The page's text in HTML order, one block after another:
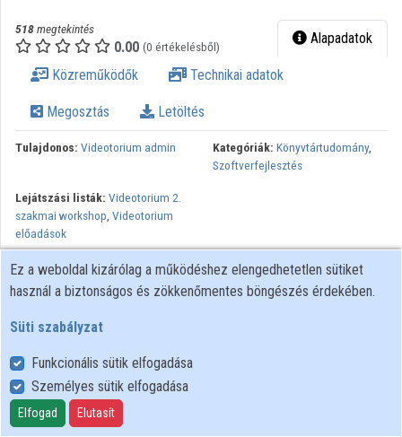
Intézmények
518megtekintés
0.00 (0 értékelésből) Alapadatok
Közreműködők Technikai adatok
Megosztás Letöltés
Tulajdonos: Videotorium admin Kategóriák: Könyvtártudomány,
Szoftverfejlesztés
Lejátszási listák: Videotorium 2.
szakmai workshop, Videotorium
előadások
Minden jog fenntartva, NIIF Intézet. A hálózaton való
újrapublikálás és kereskedelmi forgalomba hozatal szigorúan
kötött.
Felhasználói szabályzat
Adatkezelési tájékoztató
Süti szabályzat
Ez a weboldal kizárólag a működéshez elengedhetetlen sütiket
használ a biztonságos és zökkenőmentes böngészés érdekében.
Süti szabályzat
Funkcionális sütik elfogadása
Személyes sütik elfogadása
Elfogad Elutasít